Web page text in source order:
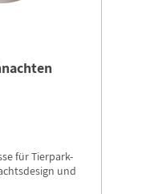
für Tierpark-
und